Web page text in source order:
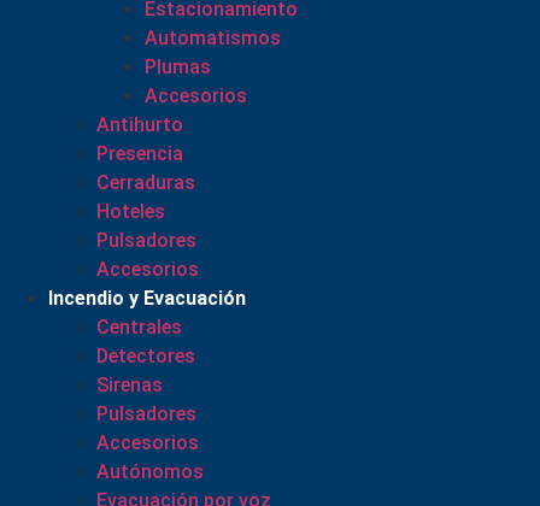
Estacionamiento
Automatismos
Plumas
Accesorios
Antihurto
Presencia
Cerraduras
Hoteles
Pulsadores
Accesorios
Incendio y Evacuación
Centrales
Detectores
Sirenas
Pulsadores
Accesorios
Autónomos
Evacuación por voz